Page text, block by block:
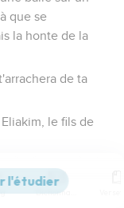
que se
la honte de la
de ta
le fils de
un père pour